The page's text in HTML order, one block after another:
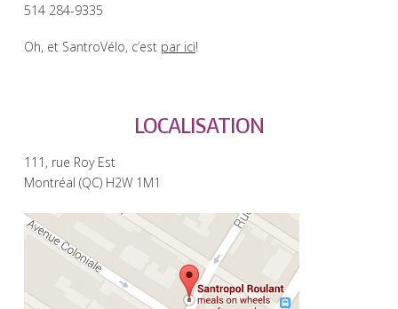
514 284-9335
Oh, et SantroVélo, c’est par ici!
LOCALISATION
111, rue Roy Est
Montréal (QC) H2W 1M1